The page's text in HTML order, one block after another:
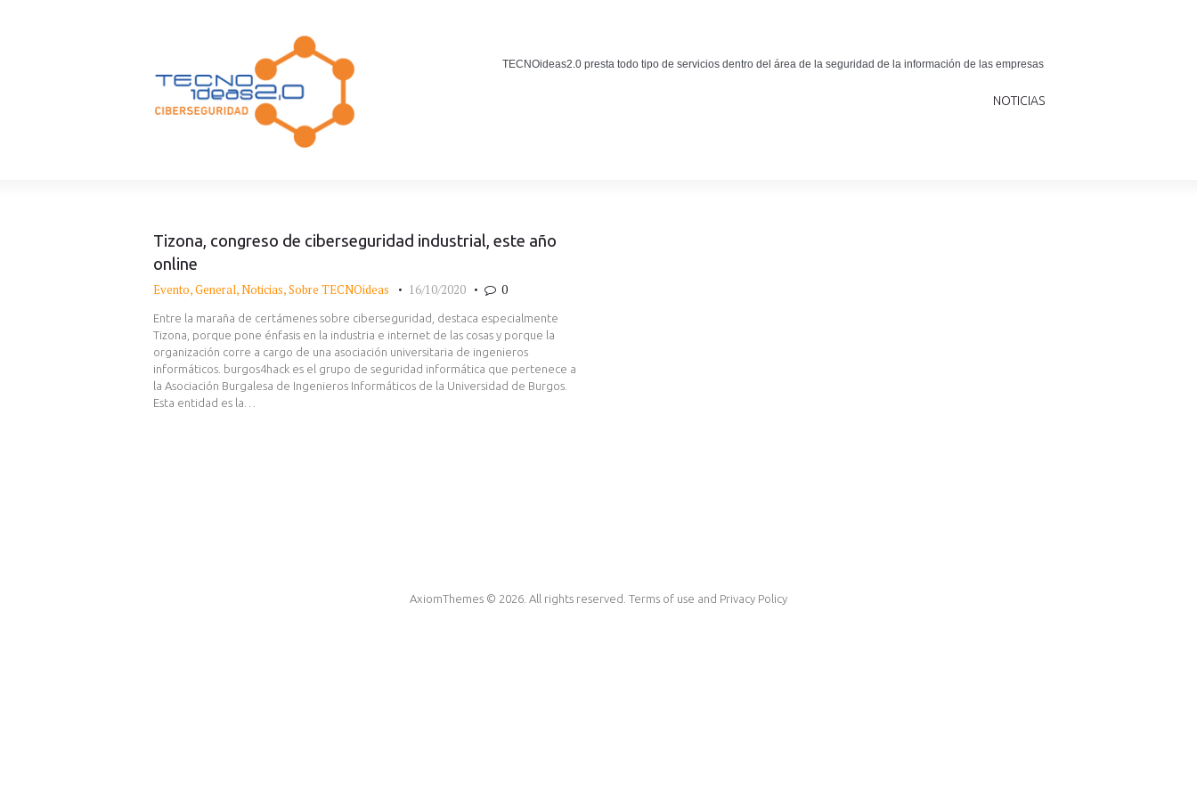
TECNOideas2.0 presta todo tipo de servicios dentro del área de la seguridad de la información de las empresas
NOTICIAS
Noticias tecnológicas.
Tizona, congreso de ciberseguridad industrial, este año
online
Evento,General,Noticias,Sobre TECNOideas 16/10/2020 0
Entre la maraña de certámenes sobre ciberseguridad, destaca especialmente
Tizona, porque pone énfasis en la industria e internet de las cosas y porque la
organización corre a cargo de una asociación universitaria de ingenieros
informáticos. burgos4hack es el grupo de seguridad informática que pertenece a
la Asociación Burgalesa de Ingenieros Informáticos de la Universidad de Burgos.
Esta entidad es la…
AxiomThemes © 2026. All rights reserved. Terms of use and Privacy Policy